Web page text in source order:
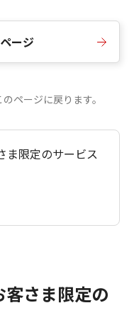
ージ
ページに戻ります。
ま限定のサービス
さま限定の